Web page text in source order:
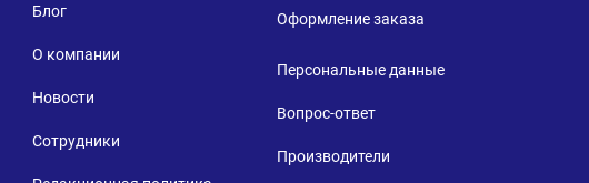
Блог
О компании
Новости
Сотрудники
Оформление заказа
Персональные данные
Вопрос-ответ
Производители